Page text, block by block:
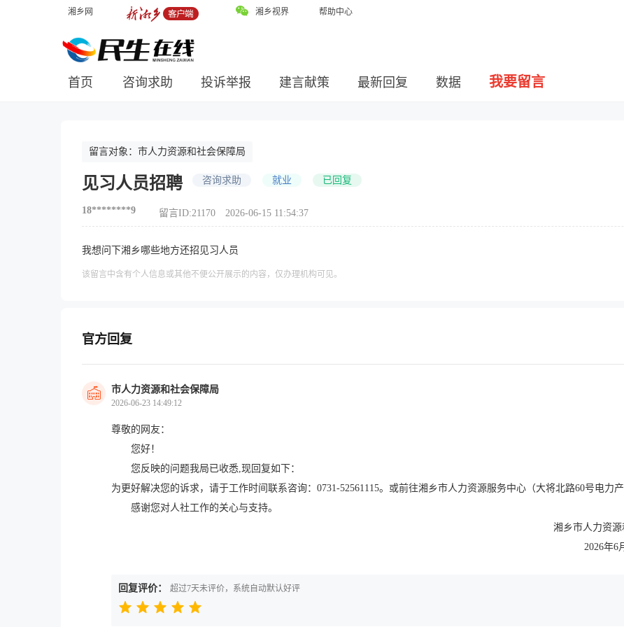
湘乡网 湘乡视界 帮助中心
首页 咨询求助 投诉举报 建言献策 最新回复 数据 我要留言
留言对象： 市人力资源和社会保障局
见习人员招聘 咨询求助 就业 已回复
18********9 留言ID:21170 2026-06-15 11:54:37
我想问下湘乡哪些地方还招见习人员
该留言中含有个人信息或其他不便公开展示的内容，仅办理机构可见。
官方回复
市人力资源和社会保障局
2026-06-23 14:49:12
尊敬的网友：
您好！
您反映的问题我局已收悉,现回复如下：
为更好解决您的诉求，请于工作时间联系咨询：0731-52561115。或前往湘乡市人力资源服务中心（大将北路60号电力
感谢您对人社工作的关心与支持。
湘乡市人力资源和社会保
2026年6月23
回复评价： 超过7天未评价，系统自动默认好评